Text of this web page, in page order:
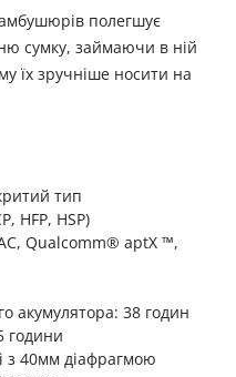
полегшує
сумку, займаючи в ній
їх зручніше носити на
тип
HFP, HSP)
Qualcomm® aptX ™,
акумулятора: 38 годин
години
з 40мм діафрагмою